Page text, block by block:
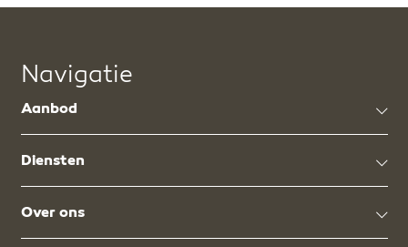
Navigatie
Aanbod
Diensten
Over ons